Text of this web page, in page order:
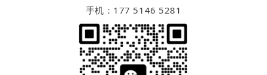
手机：177 5146 5281